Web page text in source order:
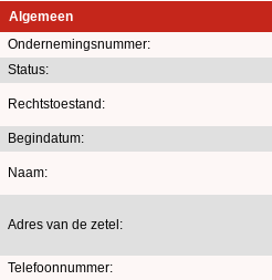
Algemeen
Ondernemingsnummer:
Status:
Rechtstoestand:
Begindatum:
Naam:
Adres van de zetel:
Telefoonnummer: